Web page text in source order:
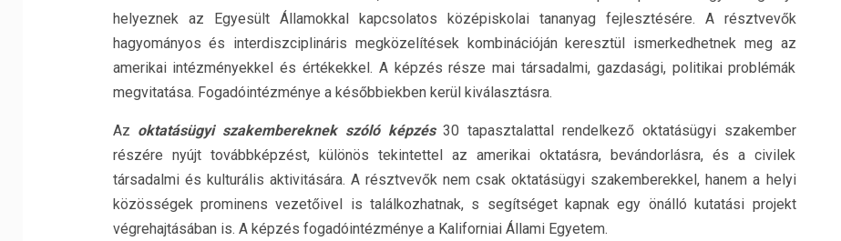
helyeznek az Egyesült Államokkal kapcsolatos középiskolai tananyag fejlesztésére. A résztvevők
hagyományos és interdiszciplináris megközelítések kombinációján keresztül ismerkedhetnek meg az
amerikai intézményekkel és értékekkel. A képzés része mai társadalmi, gazdasági, politikai problémák
megvitatása. Fogadóintézménye a későbbiekben kerül kiválasztásra.
Az oktatásügyi szakembereknek szóló képzés30 tapasztalattal rendelkező oktatásügyi szakember
részére nyújt továbbképzést, különös tekintettel az amerikai oktatásra, bevándorlásra, és a civilek
társadalmi és kulturális aktivitására. A résztvevők nem csak oktatásügyi szakemberekkel, hanem a helyi
közösségek prominens vezetőivel is találkozhatnak, s segítséget kapnak egy önálló kutatási projekt
végrehajtásában is. A képzés fogadóintézménye a Kaliforniai Állami Egyetem.